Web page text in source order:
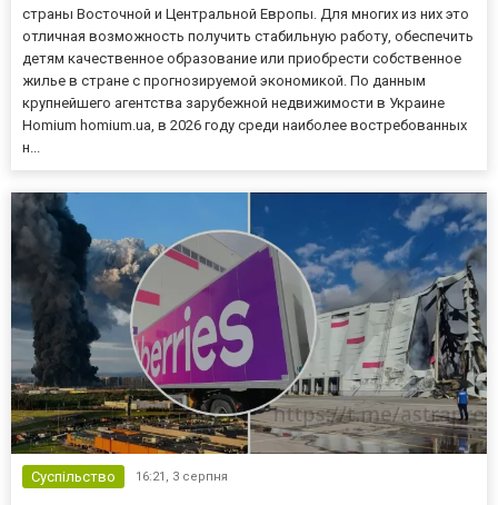
страны Восточной и Центральной Европы. Для многих из них это
отличная возможность получить стабильную работу, обеспечить
детям качественное образование или приобрести собственное
жилье в стране с прогнозируемой экономикой. По данным
крупнейшего агентства зарубежной недвижимости в Украине
Homium homium.ua, в 2026 году среди наиболее востребованных
н...
Суспільство 16:21, 3 серпня